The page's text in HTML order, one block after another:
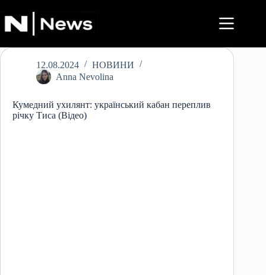
до
вмісту
12.08.2024
НОВИНИ
Anna Nevolina
Кумедний ухилянт: український кабан переплив
річку Тиса (Відео)